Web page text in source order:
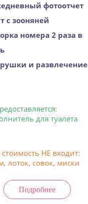
фотоотчет
с зооняней
номера 2 раза в
и развлечение
для туалета
стоимость НЕ входит:
лоток, совок, миски
Подробнее